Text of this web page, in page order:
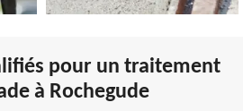
pour un traitement
à Rochegude